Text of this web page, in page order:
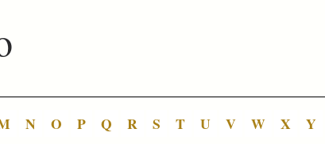
N O P Q R S T U V W X Y